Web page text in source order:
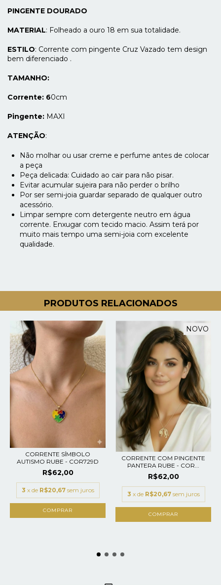
PINGENTE DOURADO
MATERIAL: Folheado a ouro 18 em sua totalidade.
ESTILO: Corrente com pingente Cruz Vazado tem design
bem diferenciado .
TAMANHO:
Corrente: 60cm
Pingente: MAXI
ATENÇÃO:
Não molhar ou usar creme e perfume antes de colocar
a peça
Peça delicada: Cuidado ao cair para não pisar.
Evitar acumular sujeira para não perder o brilho
Por ser semi-joia guardar separado de qualquer outro
acessório.
Limpar sempre com detergente neutro em água
corrente. Enxugar com tecido macio. Assim terá por
muito mais tempo uma semi-joia com excelente
qualidade.
PRODUTOS RELACIONADOS
CORRENTE SÍMBOLO
AUTISMO RUBE - COR729D
R$62,00
3 x de R$20,67 sem juros
NOVO
CORRENTE COM PINGENTE
PANTERA RUBE - COR...
R$62,00
3 x de R$20,67 sem juros